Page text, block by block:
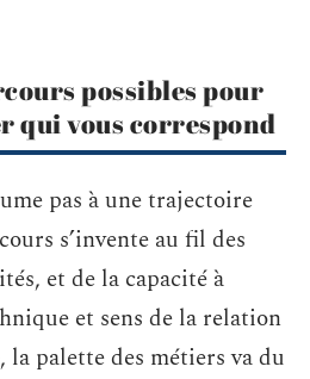
possibles pour
qui vous correspond
pas à une trajectoire
s’invente au fil des
et de la capacité à
et sens de la relation
la palette des métiers va du